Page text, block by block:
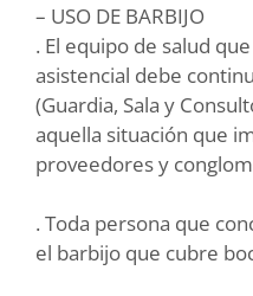
– USO DE BARBIJO
. El equipo de salud
asistencial debe
(Guardia, Sala y
aquella situación que
proveedores y
. Toda persona que
el barbijo que cubre